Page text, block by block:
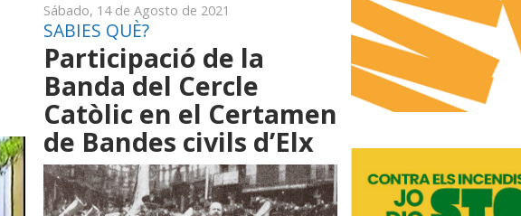
Sábado, 14 de Agosto de 2021
SABIES QUÈ?
Participació de la
Banda del Cercle
Catòlic en el Certamen
de Bandes civils d’Elx